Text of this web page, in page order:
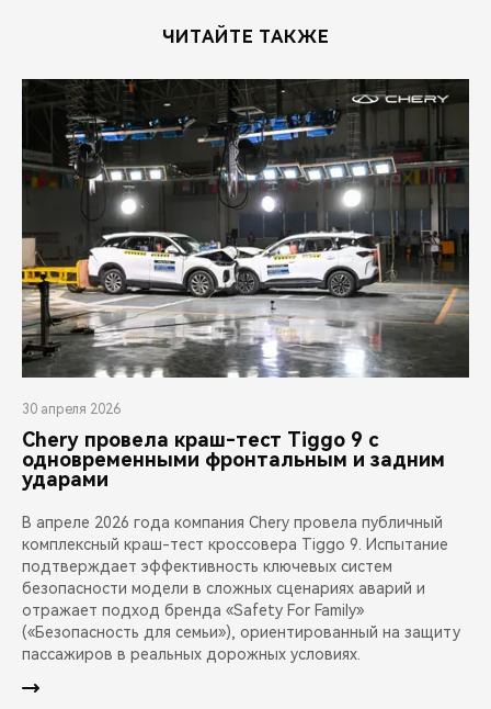
ЧИТАЙТЕ ТАКЖЕ
30 апреля 2026
Chery провела краш-тест Tiggo 9 с
одновременными фронтальным и задним
ударами
В апреле 2026 года компания Chery провела публичный
комплексный краш-тест кроссовера Tiggo 9. Испытание
подтверждает эффективность ключевых систем
безопасности модели в сложных сценариях аварий и
отражает подход бренда «Safety For Family»
(«Безопасность для семьи»), ориентированный на защиту
пассажиров в реальных дорожных условиях.